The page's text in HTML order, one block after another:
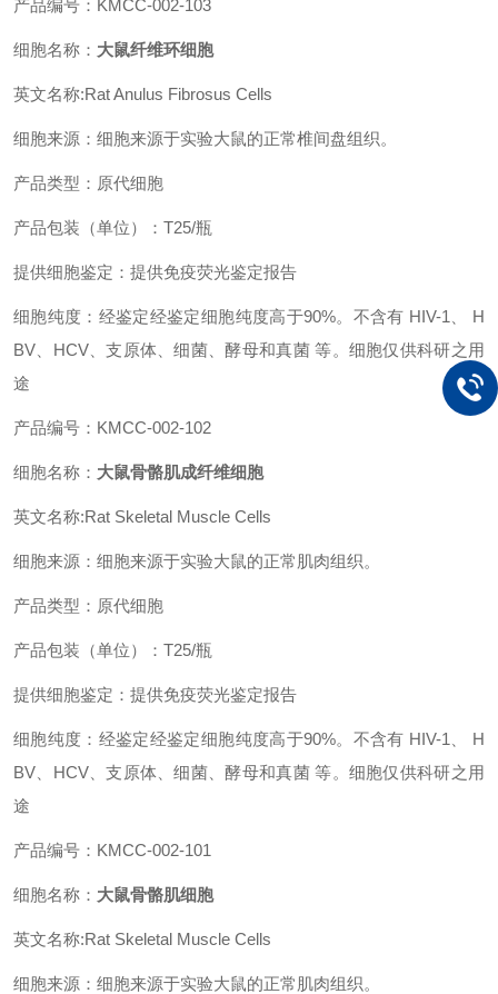
产品编号：KMCC-002-103
细胞名称： 大鼠纤维环细胞
英文名称:Rat Anulus Fibrosus Cells
细胞来源：细胞来源于实验大鼠的正常椎间盘组织。
产品类型：原代细胞
产品包装（单位）：T25/瓶
提供细胞鉴定：提供免疫荧光鉴定报告
细胞纯度：经鉴定经鉴定细胞纯度高于90%。不含有 HIV-1、 H
BV、HCV、支原体、细菌、酵母和真菌 等。细胞仅供科研之用
途
产品编号：KMCC-002-102
细胞名称： 大鼠骨骼肌成纤维细胞
英文名称:Rat Skeletal Muscle Cells
细胞来源：细胞来源于实验大鼠的正常肌肉组织。
产品类型：原代细胞
产品包装（单位）：T25/瓶
提供细胞鉴定：提供免疫荧光鉴定报告
细胞纯度：经鉴定经鉴定细胞纯度高于90%。不含有 HIV-1、 H
BV、HCV、支原体、细菌、酵母和真菌 等。细胞仅供科研之用
途
产品编号：KMCC-002-101
细胞名称： 大鼠骨骼肌细胞
英文名称:Rat Skeletal Muscle Cells
细胞来源：细胞来源于实验大鼠的正常肌肉组织。